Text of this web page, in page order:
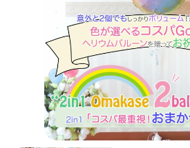
し
で
く
だ
さ
い。